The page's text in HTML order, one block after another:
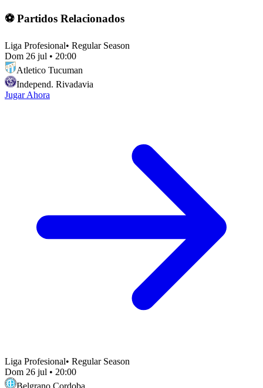
⚽ Partidos Relacionados
Liga Profesional• Regular Season
Dom 26 jul • 20:00
Atletico Tucuman
Independ. Rivadavia
Jugar Ahora
Liga Profesional• Regular Season
Dom 26 jul • 20:00
Belgrano Cordoba